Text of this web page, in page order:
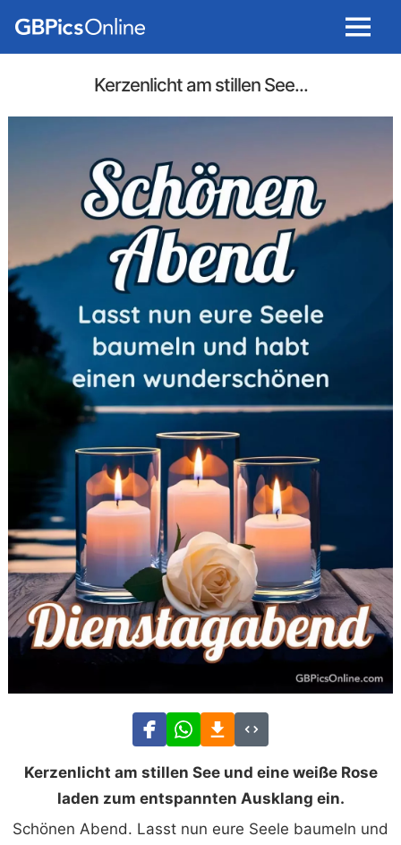
Menu
Kerzenlicht am stillen See...
Kerzenlicht am stillen See und eine weiße Rose
laden zum entspannten Ausklang ein.
Schönen Abend. Lasst nun eure Seele baumeln und